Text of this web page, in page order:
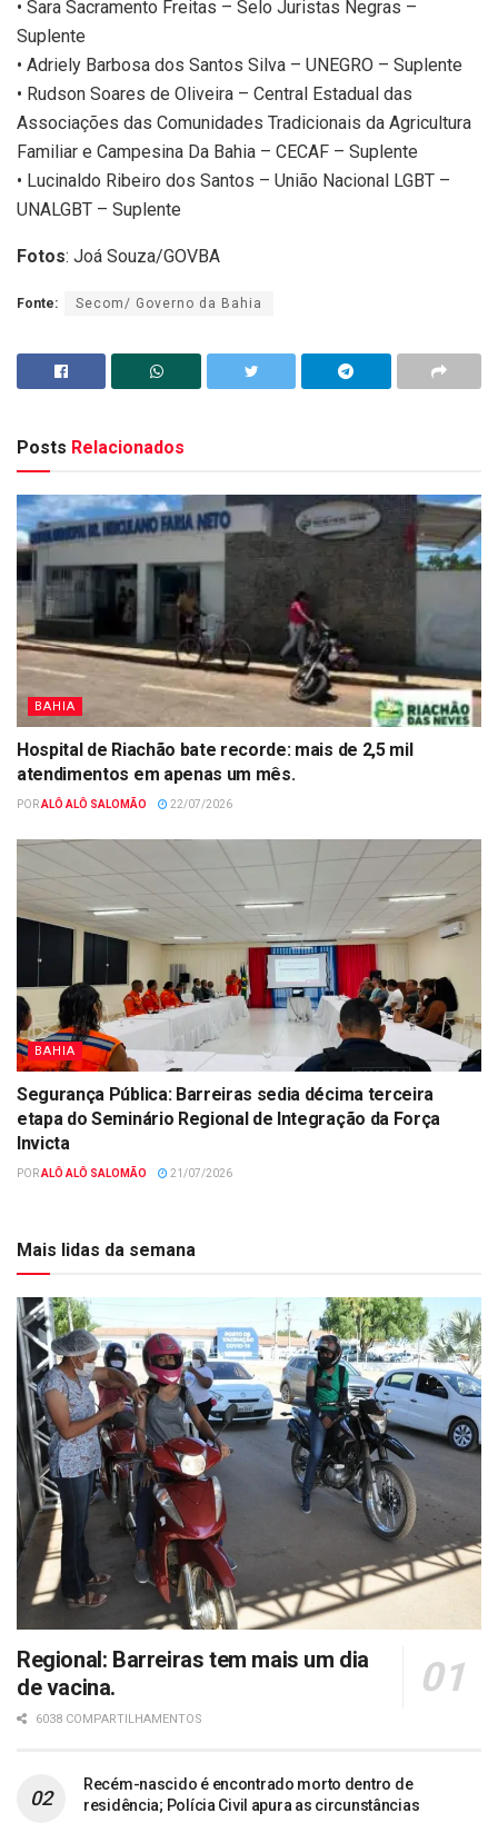
• Sara Sacramento Freitas – Selo Juristas Negras –
Suplente
• Adriely Barbosa dos Santos Silva – UNEGRO – Suplente
• Rudson Soares de Oliveira – Central Estadual das
Associações das Comunidades Tradicionais da Agricultura
Familiar e Campesina Da Bahia – CECAF – Suplente
• Lucinaldo Ribeiro dos Santos – União Nacional LGBT –
UNALGBT – Suplente
Fotos: Joá Souza/GOVBA
Fonte: Secom/ Governo da Bahia
Posts Relacionados
BAHIA
Hospital de Riachão bate recorde: mais de 2,5 mil
atendimentos em apenas um mês.
PORALÔ ALÔ SALOMÃO 22/07/2026
BAHIA
Segurança Pública: Barreiras sedia décima terceira
etapa do Seminário Regional de Integração da Força
Invicta
PORALÔ ALÔ SALOMÃO 21/07/2026
Mais lidas da semana
Regional: Barreiras tem mais um dia
de vacina.
6038 COMPARTILHAMENTOS
Recém-nascido é encontrado morto dentro de
residência; Polícia Civil apura as circunstâncias